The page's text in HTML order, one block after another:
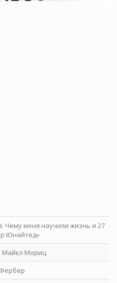
Чему меня научили жизнь и 27
Юнайтед»
Майкл Мориц